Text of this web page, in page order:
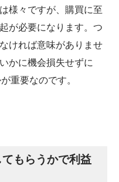
様々ですが、購買に至
が必要になります。つ
ければ意味がありませ
かに機会損失せずに
重要なのです。
もらうかで利益